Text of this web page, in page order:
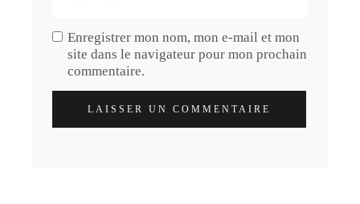
Enregistrer mon nom, mon e-mail et mon
site dans le navigateur pour mon prochain
commentaire.
LAISSER UN COMMENTAIRE